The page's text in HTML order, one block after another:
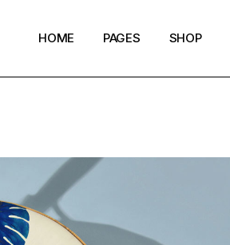
HOME
Minimalistic Magazine
Lifestyle Blog
Compact Posts
PAGES
Blog Archive
SHOP